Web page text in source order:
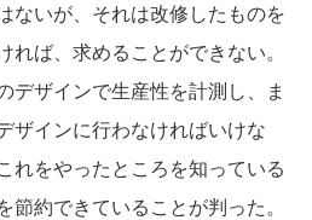
ないが、それは改修したものを
れば、求めることができない。
デザインで生産性を計測し、ま
ザインに行わなければいけな
れをやったところを知っている
節約できていることが判った。